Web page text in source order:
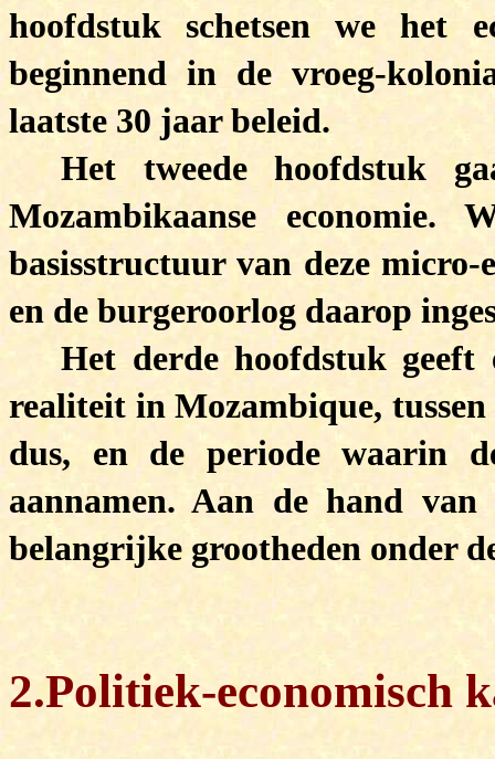
hoofdstuk schetsen we het
beginnend in de vroeg-
laatste 30 jaar beleid.
Het tweede hoofdstuk
Mozambikaanse economie.
basisstructuur van deze micro-
en de burgeroorlog daarop
Het derde hoofdstuk geeft
realiteit in Mozambique, tussen
dus, en de periode waarin
aannamen. Aan de hand
belangrijke grootheden onder
2.Politiek-economisch